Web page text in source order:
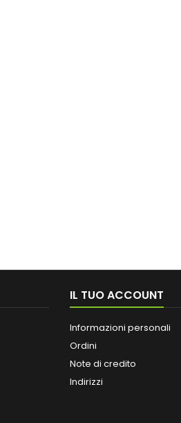
IL TUO ACCOUNT
Informazioni personali
Ordini
Note di credito
Indirizzi